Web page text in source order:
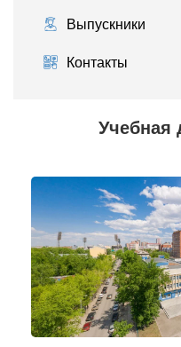
Учебная
Выпускники
Контакты